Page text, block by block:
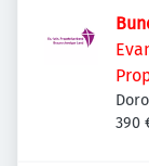
390